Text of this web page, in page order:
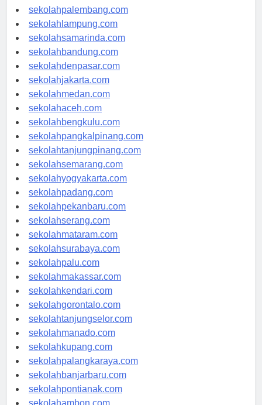
sekolahriau.com
sekolahpalembang.com
sekolahlampung.com
sekolahsamarinda.com
sekolahbandung.com
sekolahdenpasar.com
sekolahjakarta.com
sekolahmedan.com
sekolahaceh.com
sekolahbengkulu.com
sekolahpangkalpinang.com
sekolahtanjungpinang.com
sekolahsemarang.com
sekolahyogyakarta.com
sekolahpadang.com
sekolahpekanbaru.com
sekolahserang.com
sekolahmataram.com
sekolahsurabaya.com
sekolahpalu.com
sekolahmakassar.com
sekolahkendari.com
sekolahgorontalo.com
sekolahtanjungselor.com
sekolahmanado.com
sekolahkupang.com
sekolahpalangkaraya.com
sekolahbanjarbaru.com
sekolahpontianak.com